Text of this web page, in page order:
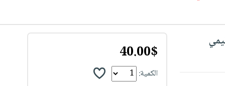
40.00$
الكمية: